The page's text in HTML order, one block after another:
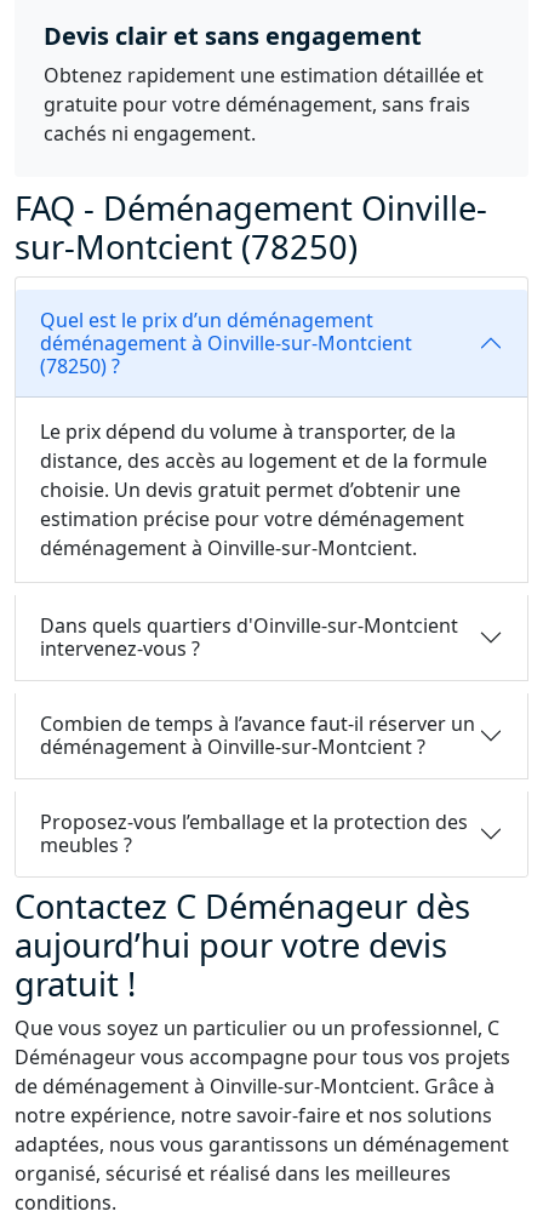
Devis clair et sans engagement
Obtenez rapidement une estimation détaillée et
gratuite pour votre déménagement, sans frais
cachés ni engagement.
FAQ - Déménagement Oinville-
sur-Montcient (78250)
Quel est le prix d’un déménagement
déménagement à Oinville-sur-Montcient
(78250) ?
Le prix dépend du volume à transporter, de la
distance, des accès au logement et de la formule
choisie. Un devis gratuit permet d’obtenir une
estimation précise pour votre déménagement
déménagement à Oinville-sur-Montcient.
Dans quels quartiers d'Oinville-sur-Montcient
intervenez-vous ?
Combien de temps à l’avance faut-il réserver un
déménagement à Oinville-sur-Montcient ?
Proposez-vous l’emballage et la protection des
meubles ?
Contactez C Déménageur dès
aujourd’hui pour votre devis
gratuit !
Que vous soyez un particulier ou un professionnel, C
Déménageur vous accompagne pour tous vos projets
de déménagement à Oinville-sur-Montcient. Grâce à
notre expérience, notre savoir-faire et nos solutions
adaptées, nous vous garantissons un déménagement
organisé, sécurisé et réalisé dans les meilleures
conditions.